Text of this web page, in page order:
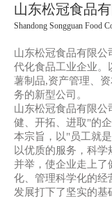
山东松冠食品
Shandong Songguan Food
山东松冠食品有限
代化食品工业企业。
薯制品,资产管理、
务的新型公司。
山东松冠食品有限
健、开拓、进取"的
本宗旨，以"员工就
以优质的服务，科
并举，使企业走上
化、管理科学化的经
发展打下了坚实的基